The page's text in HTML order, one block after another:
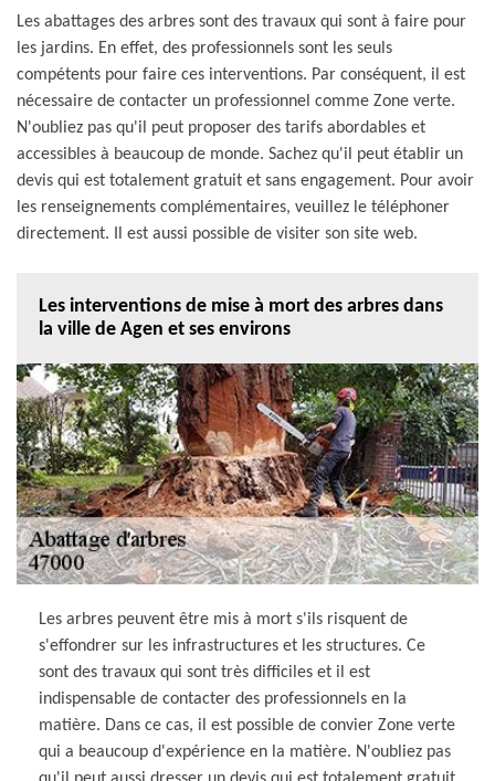
Les abattages des arbres sont des travaux qui sont à faire pour
les jardins. En effet, des professionnels sont les seuls
compétents pour faire ces interventions. Par conséquent, il est
nécessaire de contacter un professionnel comme Zone verte.
N'oubliez pas qu'il peut proposer des tarifs abordables et
accessibles à beaucoup de monde. Sachez qu'il peut établir un
devis qui est totalement gratuit et sans engagement. Pour avoir
les renseignements complémentaires, veuillez le téléphoner
directement. Il est aussi possible de visiter son site web.
Les interventions de mise à mort des arbres dans
la ville de Agen et ses environs
Les arbres peuvent être mis à mort s'ils risquent de
s'effondrer sur les infrastructures et les structures. Ce
sont des travaux qui sont très difficiles et il est
indispensable de contacter des professionnels en la
matière. Dans ce cas, il est possible de convier Zone verte
qui a beaucoup d'expérience en la matière. N'oubliez pas